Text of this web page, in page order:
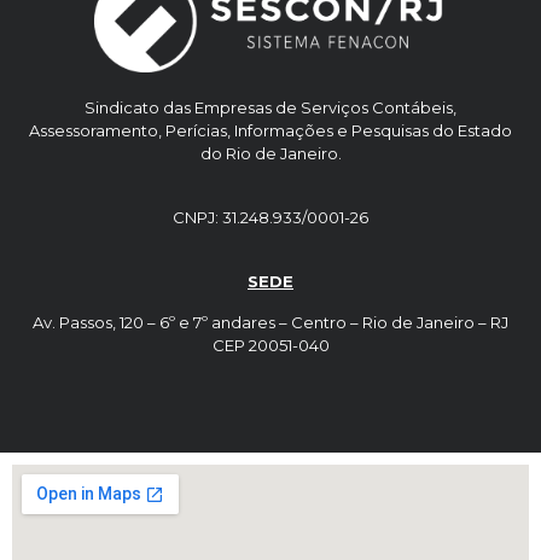
Sindicato das Empresas de Serviços Contábeis,
Assessoramento, Perícias, Informações e Pesquisas do Estado
do Rio de Janeiro.
CNPJ: 31.248.933/0001-26
SEDE
Av. Passos, 120 – 6º e 7º andares – Centro – Rio de Janeiro – RJ
CEP 20051-040